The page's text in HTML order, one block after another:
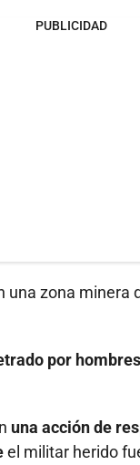
PUBLICIDAD
zona
por
una acción de
el militar herido